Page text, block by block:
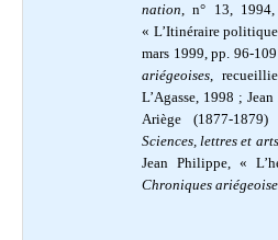
nation, n° 13,
« L’Itinéraire
mars 1999, pp. 96-109
ariégeoises,
L’Agasse, 1998 ;
Ariège (1877-
Sciences, lettres et arts
Jean Philippe, «
Chroniques